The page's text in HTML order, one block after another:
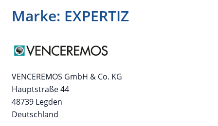
Marke: EXPERTIZ
VENCEREMOS GmbH & Co. KG
Hauptstraße 44
48739 Legden
Deutschland